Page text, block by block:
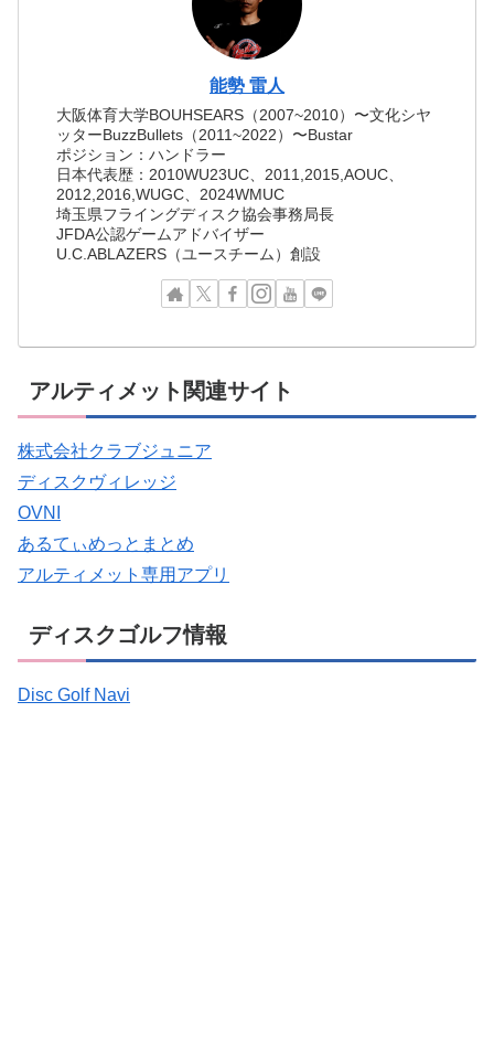
能勢 雷人
大阪体育大学BOUHSEARS（2007~2010）〜文化シヤ
ッターBuzzBullets（2011~2022）〜Bustar
ポジション：ハンドラー
日本代表歴：2010WU23UC、2011,2015,AOUC、
2012,2016,WUGC、2024WMUC
埼玉県フライングディスク協会事務局長
JFDA公認ゲームアドバイザー
U.C.ABLAZERS（ユースチーム）創設
アルティメット関連サイト
株式会社クラブジュニア
ディスクヴィレッジ
OVNI
あるてぃめっとまとめ
アルティメット専用アプリ
ディスクゴルフ情報
Disc Golf Navi